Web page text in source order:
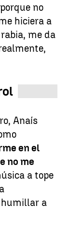
porque no
hiciera a
me da
Anaís
en el
no me
a tope
humillar a